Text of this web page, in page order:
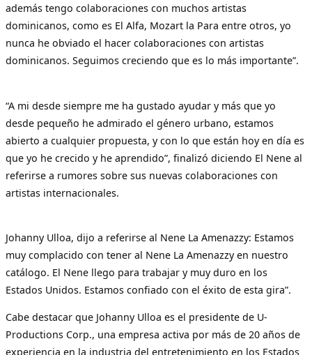
además tengo colaboraciones con muchos artistas
dominicanos, como es El Alfa, Mozart la Para entre otros, yo
nunca he obviado el hacer colaboraciones con artistas
dominicanos. Seguimos creciendo que es lo más importante”.
“A mi desde siempre me ha gustado ayudar y más que yo
desde pequeño he admirado el género urbano, estamos
abierto a cualquier propuesta, y con lo que están hoy en día es
que yo he crecido y he aprendido”, finalizó diciendo El Nene al
referirse a rumores sobre sus nuevas colaboraciones con
artistas internacionales.
Johanny Ulloa, dijo a referirse al Nene La Amenazzy: Estamos
muy complacido con tener al Nene La Amenazzy en nuestro
catálogo. El Nene llego para trabajar y muy duro en los
Estados Unidos. Estamos confiado con el éxito de esta gira”.
Cabe destacar que Johanny Ulloa es el presidente de U-
Productions Corp., una empresa activa por más de 20 años de
experiencia en la industria del entretenimiento en los Estados